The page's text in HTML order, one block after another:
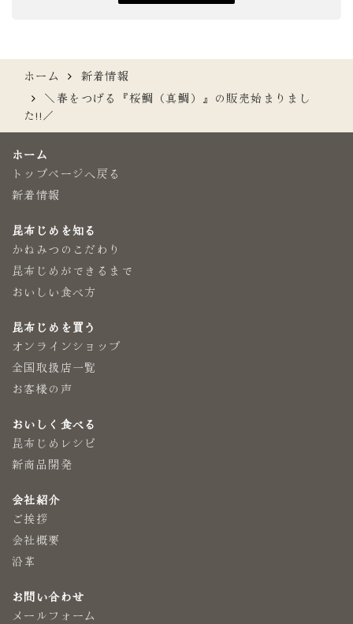
ホーム
新着情報
＼春をつげる『桜鯛（真鯛）』の販売始まりまし
た!!／
ホーム
トップページへ戻る
新着情報
昆布じめを知る
かねみつのこだわり
昆布じめができるまで
おいしい食べ方
昆布じめを買う
オンラインショップ
全国取扱店一覧
お客様の声
おいしく食べる
昆布じめレシピ
新商品開発
会社紹介
ご挨拶
会社概要
沿革
お問い合わせ
メールフォーム